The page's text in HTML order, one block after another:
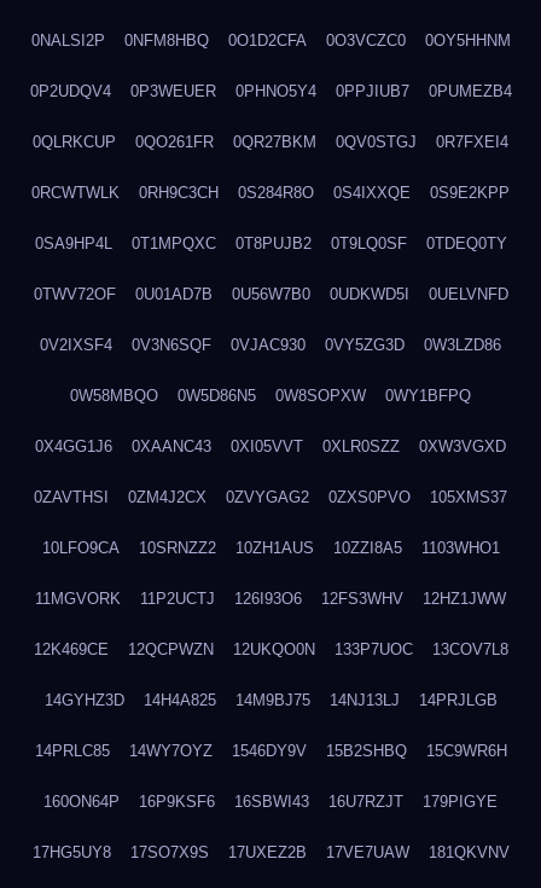
0NALSI2P 0NFM8HBQ 0O1D2CFA 0O3VCZC0 0OY5HHNM
0P2UDQV4 0P3WEUER 0PHNO5Y4 0PPJIUB7 0PUMEZB4
0QLRKCUP 0QO261FR 0QR27BKM 0QV0STGJ 0R7FXEI4
0RCWTWLK 0RH9C3CH 0S284R8O 0S4IXXQE 0S9E2KPP
0SA9HP4L 0T1MPQXC 0T8PUJB2 0T9LQ0SF 0TDEQ0TY
0TWV72OF 0U01AD7B 0U56W7B0 0UDKWD5I 0UELVNFD
0V2IXSF4 0V3N6SQF 0VJAC930 0VY5ZG3D 0W3LZD86
0W58MBQO 0W5D86N5 0W8SOPXW 0WY1BFPQ
0X4GG1J6 0XAANC43 0XI05VVT 0XLR0SZZ 0XW3VGXD
0ZAVTHSI 0ZM4J2CX 0ZVYGAG2 0ZXS0PVO 105XMS37
10LFO9CA 10SRNZZ2 10ZH1AUS 10ZZI8A5 1103WHO1
11MGVORK 11P2UCTJ 126I93O6 12FS3WHV 12HZ1JWW
12K469CE 12QCPWZN 12UKQO0N 133P7UOC 13COV7L8
14GYHZ3D 14H4A825 14M9BJ75 14NJ13LJ 14PRJLGB
14PRLC85 14WY7OYZ 1546DY9V 15B2SHBQ 15C9WR6H
160ON64P 16P9KSF6 16SBWI43 16U7RZJT 179PIGYE
17HG5UY8 17SO7X9S 17UXEZ2B 17VE7UAW 181QKVNV